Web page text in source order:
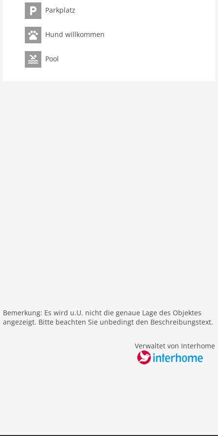
Zimmer 2
Schlafzimmer 1
Toiletten 1
Badezimmer 1
Pool
Außenpool
Entfernungen
Parkplatz
Hund willkommen
Pool
Bemerkung: Es wird u.U. nicht die genaue Lage des Objektes
angezeigt. Bitte beachten Sie unbedingt den Beschreibungstext.
Verwaltet von Interhome